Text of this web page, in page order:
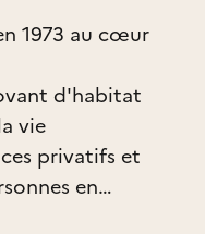
1973 au cœur
d'habitat
vie
privatifs et
en
et leurs